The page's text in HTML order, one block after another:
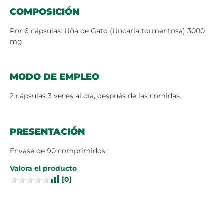
COMPOSICIÓN
Por 6 cápsulas: Uña de Gato (Uncaria tormentosa) 3000
mg.
MODO DE EMPLEO
2 cápsulas 3 veces al día, después de las comidas.
PRESENTACIÓN
Envase de 90 comprimidos.
Valora el producto
[0]